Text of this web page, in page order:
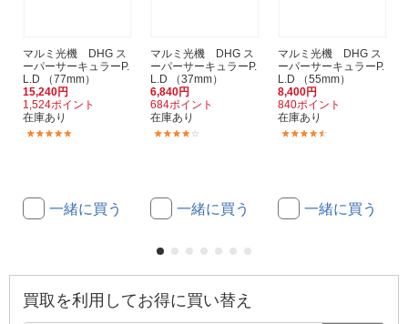
マルミ光機 DHG ス
ーパーサーキュラーP.
L.D （77mm）
15,240円
1,524ポイント
在庫あり
一緒に買う
マルミ光機 DHG ス
ーパーサーキュラーP.
L.D （37mm）
6,840円
684ポイント
在庫あり
一緒に買う
マルミ光機 DHG ス
ーパーサーキュラーP.
L.D （55mm）
8,400円
840ポイント
在庫あり
一緒に買う
買取を利用してお得に買い替え